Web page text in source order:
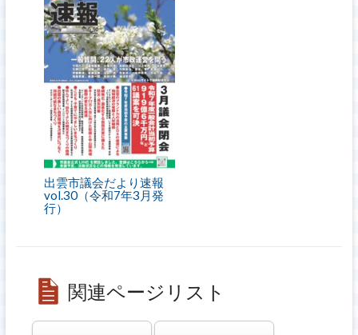
出雲市議会だより速報
vol.30（令和7年3月発
行）
関連ページリスト